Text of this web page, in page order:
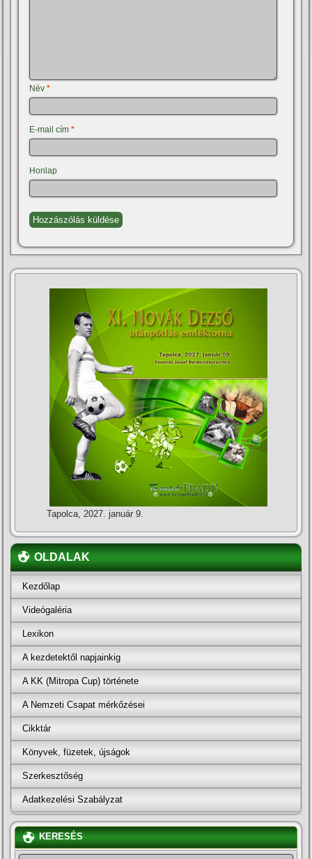
Név*
E-mail cím*
Honlap
Tapolca, 2027. január 9.
OLDALAK
Kezdőlap
Videógaléria
Lexikon
A kezdetektől napjainkig
A KK (Mitropa Cup) története
A Nemzeti Csapat mérkőzései
Cikktár
Könyvek, füzetek, újságok
Szerkesztőség
Adatkezelési Szabályzat
KERESÉS